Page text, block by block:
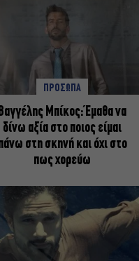
ΠΡΟΣΩΠΑ
Βαγγέλης Μπίκος: Έμαθα να
δίνω αξία στο ποιος είμαι
στη σκηνή και όχι στο
πως χορεύω